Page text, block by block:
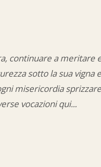
continuare a meritare
sotto la sua vigna
misericordia
vocazioni qui...